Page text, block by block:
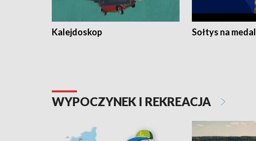
Kalejdoskop Sołtys na medal
WYPOCZYNEK I REKREACJA